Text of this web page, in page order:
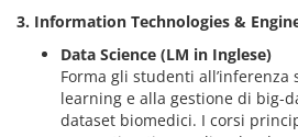
3. Information Technologies &
Data Science (LM in Inglese)
Forma gli studenti
learning e alla gestione di
dataset biomedici. I corsi